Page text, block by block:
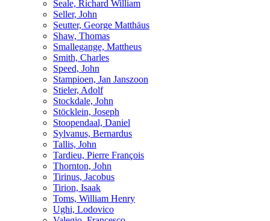
Seale, Richard William
Seller, John
Seutter, George Matthäus
Shaw, Thomas
Smallegange, Mattheus
Smith, Charles
Speed, John
Stampioen, Jan Janszoon
Stieler, Adolf
Stockdale, John
Stöcklein, Joseph
Stoopendaal, Daniel
Sylvanus, Bernardus
Tallis, John
Tardieu, Pierre François
Thornton, John
Tirinus, Jacobus
Tirion, Isaak
Toms, William Henry
Ughi, Lodovico